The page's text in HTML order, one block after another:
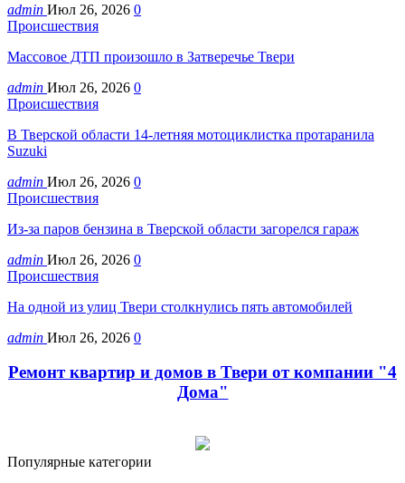
admin Июл 26, 2026 0
Происшествия
Массовое ДТП произошло в Затверечье Твери
admin Июл 26, 2026 0
Происшествия
В Тверской области 14-летняя мотоциклистка протаранила
Suzuki
admin Июл 26, 2026 0
Происшествия
Из-за паров бензина в Тверской области загорелся гараж
admin Июл 26, 2026 0
Происшествия
На одной из улиц Твери столкнулись пять автомобилей
admin Июл 26, 2026 0
Ремонт квартир и домов в Твери от компании "4
Дома"
Популярные категории